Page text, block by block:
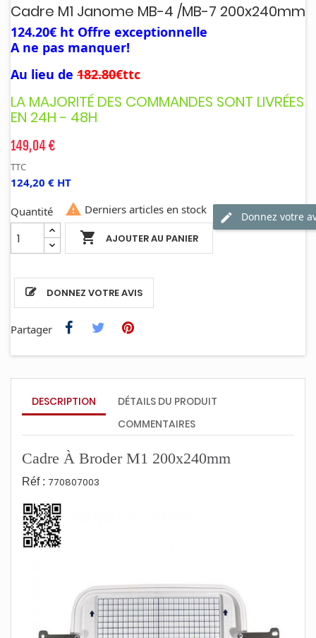
Cadre M1 Janome MB-4 /MB-7 200x240mm
124.20€ ht Offre exceptionnelle
A ne pas manquer!
Au lieu de 182.80€ttc
LA MAJORITÉ DES COMMANDES SONT LIVRÉES
EN 24H - 48H
149,04 €
TTC
124,20 € HT
Quantité
 AJOUTER AU PANIER
 Derniers articles en stock
DONNEZ VOTRE AVIS
Donnez votre
Partager
DESCRIPTION
DÉTAILS DU PRODUIT
COMMENTAIRES
Cadre À Broder M1 200x240mm
Réf : 770807003